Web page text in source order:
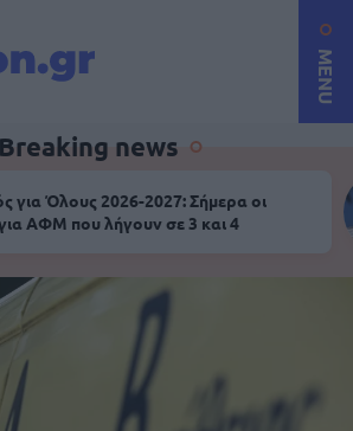
MENU
Breaking news
για Όλους 2026-2027: Σήμερα οι
για ΑΦΜ που λήγουν σε 3 και 4